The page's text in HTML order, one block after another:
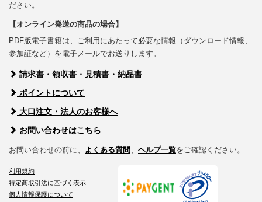
ださい。
【オンライン発送の商品の場合】
PDF版電子書籍は、ご利用にあたって必要な情報（ダウンロード情報、
参加証など）を電子メールでお送りします。
請求書・領収書・見積書・納品書
ポイントについて
大口注文・法人のお客様へ
お問い合わせはこちら
お問い合わせの前に、 よくある質問、 ヘルプ一覧をご確認ください。
利用規約
特定商取引法に基づく表示
個人情報保護について